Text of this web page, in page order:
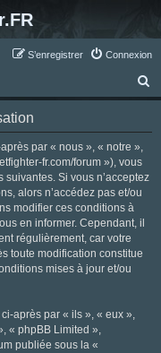
Connexion
S’enregistrer
e
par « nous », « notre »,
fr.com/forum »), vous
Si vous n’acceptez
alors n’accédez pas et/ou
modifier ces conditions à
en informer. Cependant, il
régulièrement, car votre
toute modification constitue
mises à jour et/ou
après par « ils », « eux »,
« phpBB Limited »,
publiée sous la «